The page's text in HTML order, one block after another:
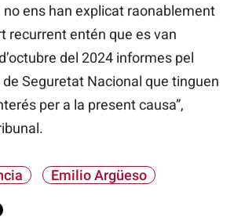
no ens han explicat raonablement
recurrent entén que es van
del 2024 informes pel
Seguretat Nacional que tinguen
per a la present causa”,
Emilio Argüeso